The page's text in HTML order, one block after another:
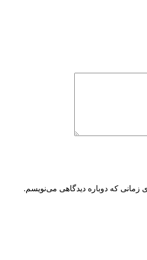
زمانی که دوباره دیدگاهی می‌نویسم.